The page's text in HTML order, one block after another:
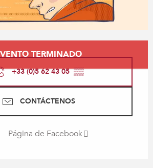
de contacto
TERMINADO
+33 (0)5 62 43 05▒▒
CONTÁCTENOS
Página de Facebook